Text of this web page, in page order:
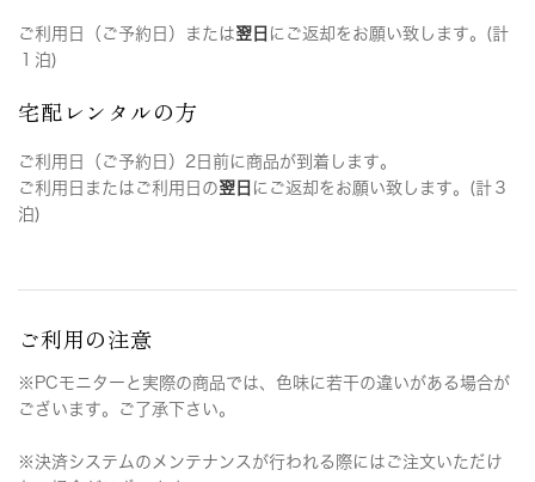
ご利用日（ご予約日）または翌日 にご返却をお願い致します。(計
１泊)
宅配レンタルの方
ご利用日（ご予約日）2日前に商品が到着します。
ご利用日またはご利用日の翌日 にご返却をお願い致します。(計３
泊)
ご利用の注意
※PCモニターと実際の商品では、色味に若干の違いがある場合が
ございます。ご了承下さい。
※決済システムのメンテナンスが行われる際にはご注文いただけ